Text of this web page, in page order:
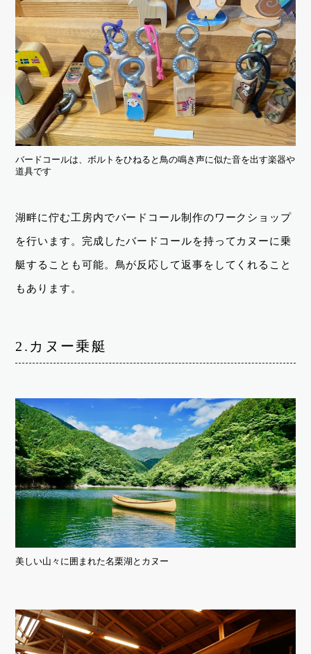
バードコールは、ボルトをひねると鳥の鳴き声に似た音を出す楽器や
道具です
湖畔に佇む工房内でバードコール制作のワークショップ
を行います。完成したバードコールを持ってカヌーに乗
艇することも可能。鳥が反応して返事をしてくれること
もあります。
2.カヌー乗艇
美しい山々に囲まれた名栗湖とカヌー